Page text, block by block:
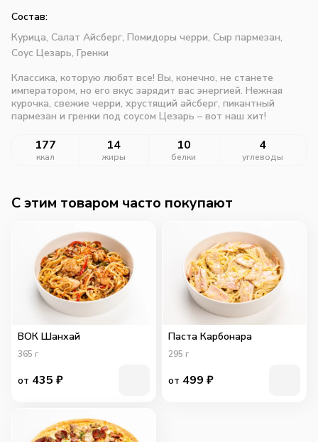
Состав:
Курица, Салат Айсберг, Помидоры черри, Сыр пармезан,
Соус Цезарь, Гренки
Классика, которую любят все! Вы, конечно, не станете
императором, но его вкус зарядит вас энергией. Нежная
курочка, свежие черри, хрустящий айсберг, пикантный
пармезан и гренки под соусом Цезарь – вот наш хит!
177
ккал
14
жиры
10
белки
4
углеводы
C этим товаром часто покупают
ВОК Шанхай
365 г
от 435 ₽
Паста Карбонара
295 г
от 499 ₽